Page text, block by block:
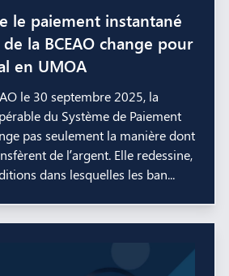
le paiement instantané
la BCEAO change pour
en UMOA
le 30 septembre 2025, la
du Système de Paiement
pas seulement la manière dont
de l’argent. Elle redessine,
dans lesquelles les ban...